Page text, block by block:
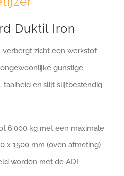
Duktil Iron
verbergt zicht een werkstof
gunstige
taaiheid en slijt slijtbestendig
6.000 kg met een maximale
x 1500 mm (oven afmeting)
worden met de ADI